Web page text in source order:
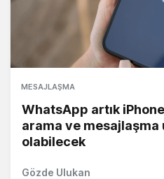
MESAJLAŞMA
WhatsApp artık
arama ve mesajlaşma
olabilecek
Gözde Ulukan